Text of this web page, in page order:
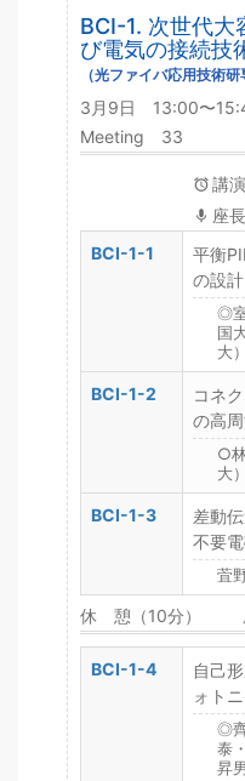
BCI-1. 次世代大
び電気の接続技
（光ファイバ応用技術
3月9日 13:00〜
Meeting 33
講
座
BCI-1-1
平衡
の設計
◎
国
大）
BCI-1-2
コネ
の高
○
大）
BCI-1-3
差動
不要
萓
休 憩（10分）
BCI-1-4
自己
ォト
◎
泰
昇